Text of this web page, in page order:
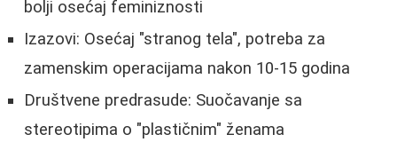
bolji osećaj feminiznosti
Izazovi: Osećaj "stranog tela", potreba za
zamenskim operacijama nakon 10-15 godina
Društvene predrasude: Suočavanje sa
stereotipima o "plastičnim" ženama